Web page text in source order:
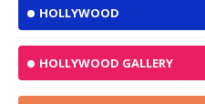
HOLLYWOOD
HOLLYWOOD GALLERY